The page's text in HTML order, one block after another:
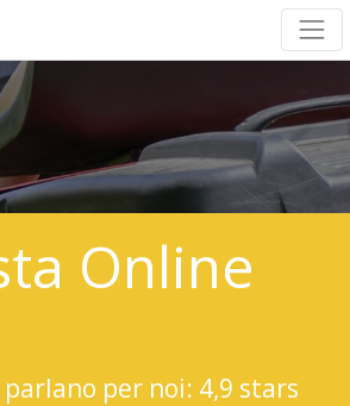
Online
per noi: 4,9 stars